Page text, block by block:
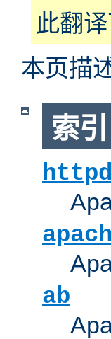
此翻
本页描
索引
httpd
ab